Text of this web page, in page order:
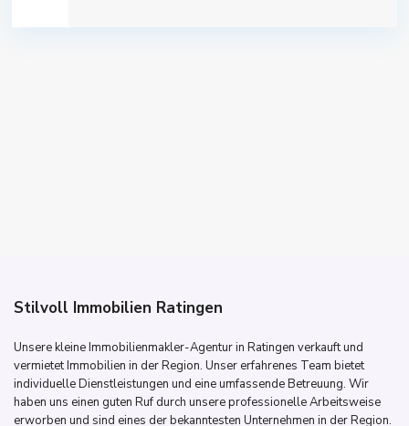
Stilvoll Immobilien Ratingen
Unsere kleine Immobilienmakler-Agentur in Ratingen verkauft und
vermietet Immobilien in der Region. Unser erfahrenes Team bietet
individuelle Dienstleistungen und eine umfassende Betreuung. Wir
haben uns einen guten Ruf durch unsere professionelle Arbeitsweise
erworben und sind eines der bekanntesten Unternehmen in der Region.